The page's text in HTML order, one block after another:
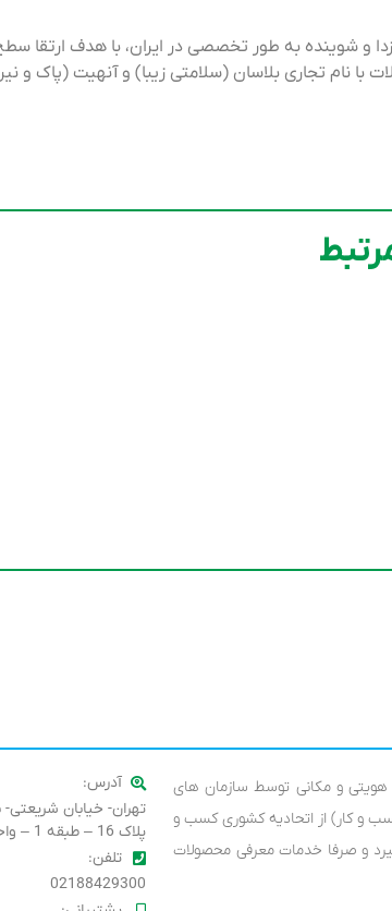
و شوینده به طور تخصصی در ایران، با هدف ارتقا
با تولید انواع محصولات با نام تجاری بلاسان (سلامتی زیبا) و
استعلامات هویتی و مکانی توسط سازمان های
و کار) از اتحادیه کشوری کسب و
و صرفا خدمات معرفی محصولات
آدرس:
تهران- خیابان
پلاک 16 – طبقه 1 – واحد 1 / ک.پ: 1639648513
تلفن:
02188429300